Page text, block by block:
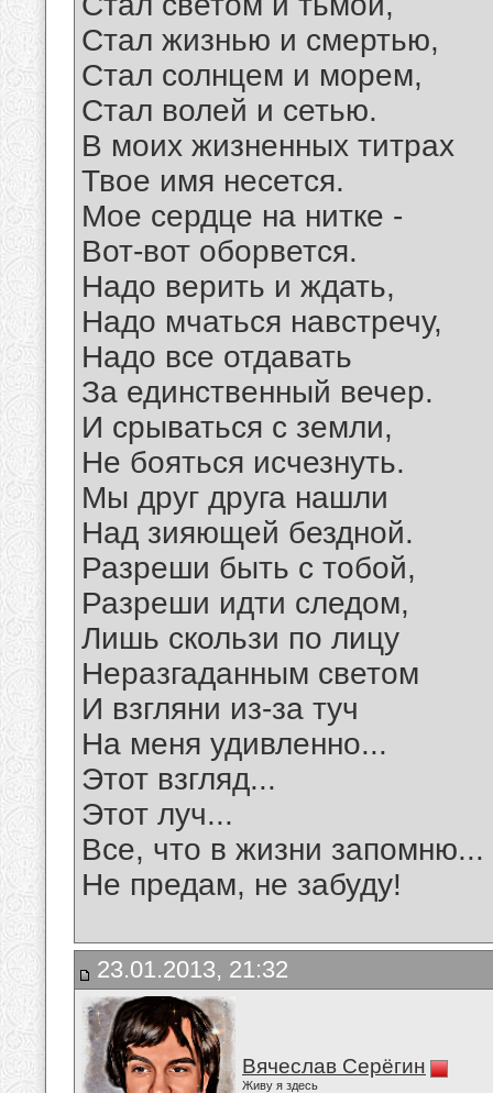
Стал жизнью и смертью,
Стал солнцем и морем,
Стал волей и сетью.
В моих жизненных титрах
Твое имя несется.
Мое сердце на нитке -
Вот-вот оборвется.
Надо верить и ждать,
Надо мчаться навстречу,
Надо все отдавать
За единственный вечер.
И срываться с земли,
Не бояться исчезнуть.
Мы друг друга нашли
Над зияющей бездной.
Разреши быть с тобой,
Разреши идти следом,
Лишь скользи по лицу
Неразгаданным светом
И взгляни из-за туч
На меня удивленно...
Этот взгляд...
Этот луч...
Все, что в жизни запомню...
Не предам, не забуду!
23.01.2013, 21:32
Вячеслав Серёгин
Живу я здесь